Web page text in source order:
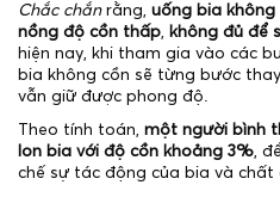
Chắc chắn rằng, uống bia không
nồng độ cồn thấp, không đủ để
hiện nay, khi tham gia vào các
bia không cồn sẽ từng bước
vẫn giữ được phong độ.
Theo tính toán, một người bình
lon bia với độ cồn khoảng 3%,
chế sự tác động của bia và chất